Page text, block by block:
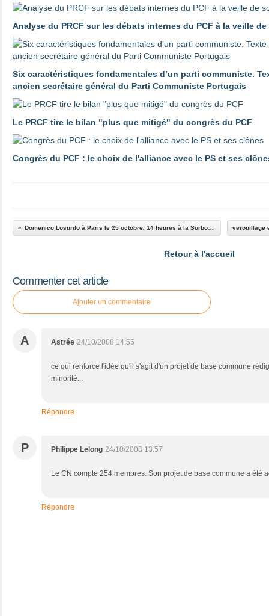
Analyse du PRCF sur les débats internes du PCF à la veille
Six caractéristiques fondamentales d’un parti communiste.
ancien secrétaire général du Parti Communiste Portugais
Le PRCF tire le bilan "plus que mitigé" du congrès du PCF
Congrès du PCF : le choix de l'alliance avec le PS et ses
Domenico Losurdo à Paris le 25 octobre, 14 heures à la Sorbonne
Retour à l'accueil
Commenter cet article
Ajouter un commentaire
A Astrée 24/10/2008 14:55
ce qui renforce l'idée qu'il s'agit d'un projet de base commune
minorité...
Répondre
P Philippe Lelong 24/10/2008 13:57
Le CN compte 254 membres. Son projet de base commune a été
Répondre